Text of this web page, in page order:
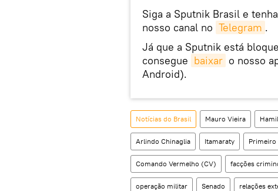
Siga a Sputnik Brasil e
nosso canal no Telegram .
Já que a Sputnik está
consegue baixar o nosso
Android).
Notícias do Brasil Mauro Vieira
Arlindo Chinaglia Itamaraty Primeiro
Comando Vermelho (CV) facções
operação militar Senado relações